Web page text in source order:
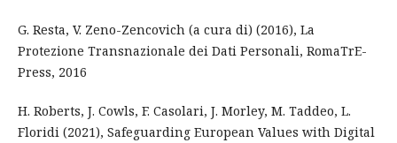
G. Resta, V. Zeno-Zencovich (a cura di) (2016), La
Protezione Transnazionale dei Dati Personali, RomaTrE-
Press, 2016
H. Roberts, J. Cowls, F. Casolari, J. Morley, M. Taddeo, L.
Floridi (2021), Safeguarding European Values with Digital